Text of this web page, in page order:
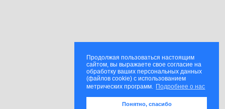
Продолжая пользоваться настоящим
сайтом, вы выражаете свое согласие на
обработку ваших персональных данных
(файлов cookie) с использованием
метрических программ. Подробнее о нас
Понятно, спасибо